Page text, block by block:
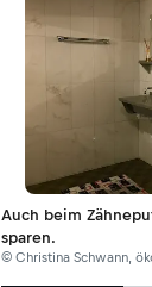
Auch beim
sparen.
© Christina Schwann,